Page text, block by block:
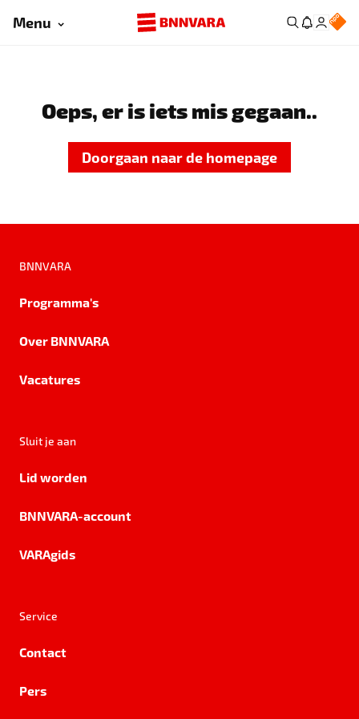
Menu
Oeps, er is iets mis gegaan..
Doorgaan naar de homepage
BNNVARA
Programma's
Over BNNVARA
Vacatures
Sluit je aan
Lid worden
BNNVARA-account
VARAgids
Service
Contact
Pers